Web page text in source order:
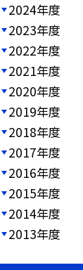
2024年度
2023年度
2022年度
2021年度
2020年度
2019年度
2018年度
2017年度
2016年度
2015年度
2014年度
2013年度